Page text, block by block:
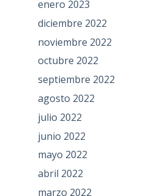
enero 2023
diciembre 2022
noviembre 2022
octubre 2022
septiembre 2022
agosto 2022
julio 2022
junio 2022
mayo 2022
abril 2022
marzo 2022